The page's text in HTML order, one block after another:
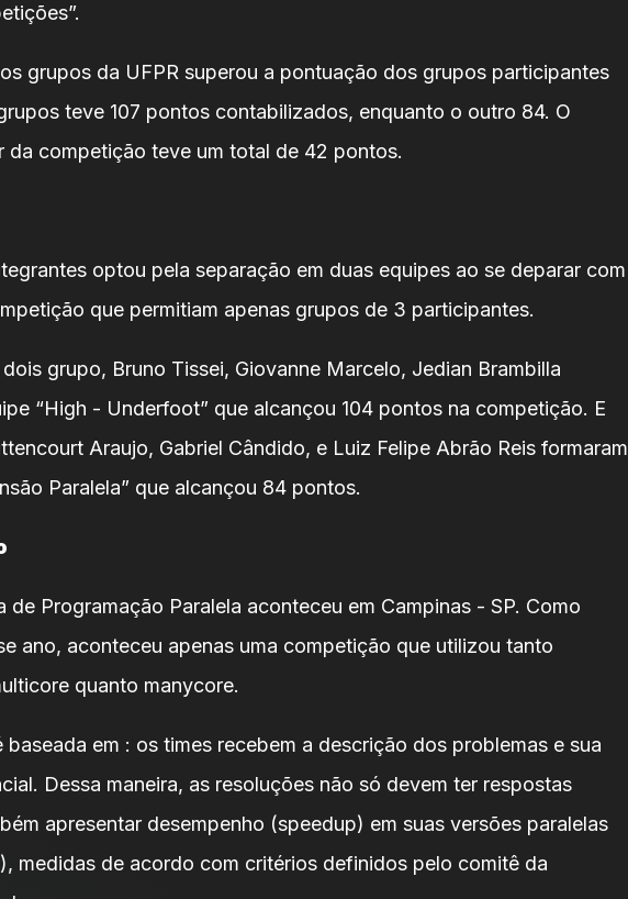
grupos da UFPR superou a pontuação dos grupos participantes
teve 107 pontos contabilizados, enquanto o outro 84. O
da competição teve um total de 42 pontos.
optou pela separação em duas equipes ao se deparar com
que permitiam apenas grupos de 3 participantes.
grupo, Bruno Tissei, Giovanne Marcelo, Jedian Brambilla
“High - Underfoot” que alcançou 104 pontos na competição. E
Araujo, Gabriel Cândido, e Luiz Felipe Abrão Reis formaram
Paralela” que alcançou 84 pontos.
de Programação Paralela aconteceu em Campinas - SP. Como
ano, aconteceu apenas uma competição que utilizou tanto
quanto manycore.
em : os times recebem a descrição dos problemas e sua
Dessa maneira, as resoluções não só devem ter respostas
apresentar desempenho (speedup) em suas versões paralelas
medidas de acordo com critérios definidos pelo comitê da